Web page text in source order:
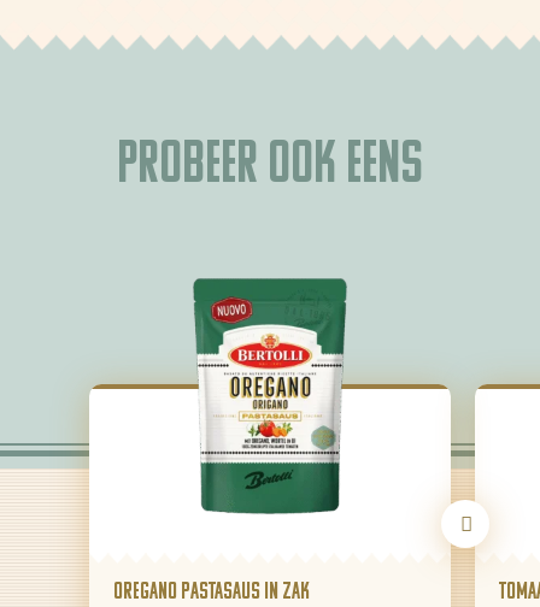
Probeer ook eens
Oregano pastasaus in zak